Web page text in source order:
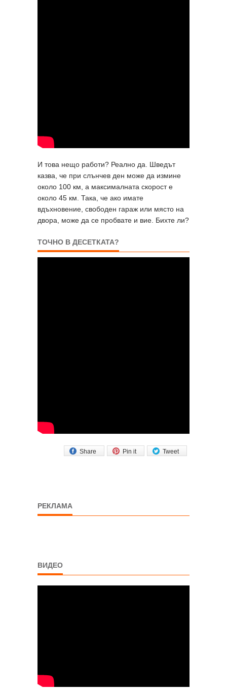
И това нещо работи? Реално да. Шведът
казва, че при слънчев ден може да измине
около 100 км, а максималната скорост е
около 45 км. Така, че ако имате
вдъхновение, свободен гараж или място на
двора, може да се пробвате и вие. Бихте ли?
ТОЧНО В ДЕСЕТКАТА?
Tweet
Pin it
Share
РЕКЛАМА
ВИДЕО